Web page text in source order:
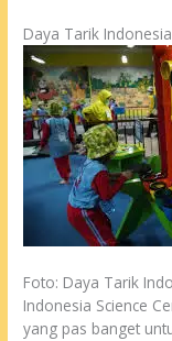
Daya Tarik
Foto: Daya Tarik
Indonesia Science
yang pas banget